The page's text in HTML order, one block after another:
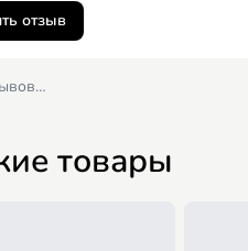
отзыв
товары